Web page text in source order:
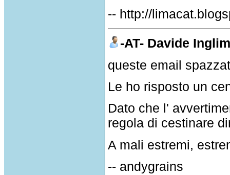
-- http://
-AT- Davide
queste email
Le ho risposto un
Dato che l'
regola di cestinare
A mali estremi,
-- andygrains